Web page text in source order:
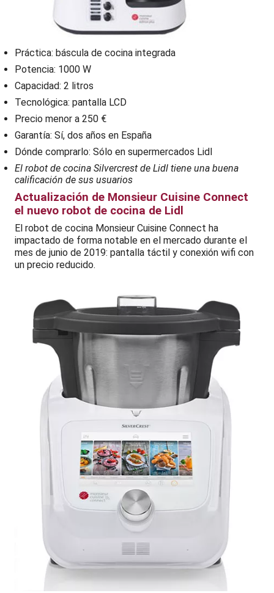
Práctica: báscula de cocina integrada
Potencia: 1000 W
Capacidad: 2 litros
Tecnológica: pantalla LCD
Precio menor a 250 €
Garantía: Sí, dos años en España
Dónde comprarlo: Sólo en supermercados Lidl
El robot de cocina Silvercrest de Lidl tiene una buena
calificación de sus usuarios
Actualización de Monsieur Cuisine Connect
el nuevo robot de cocina de Lidl
El robot de cocina Monsieur Cuisine Connect ha
impactado de forma notable en el mercado durante el
mes de junio de 2019: pantalla táctil y conexión wifi con
un precio reducido.